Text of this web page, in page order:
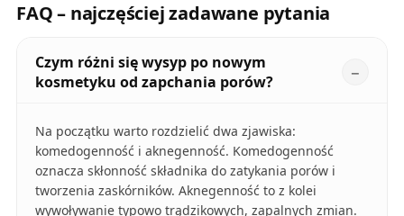
FAQ – najczęściej zadawane pytania
Czym różni się wysyp po nowym
kosmetyku od zapchania porów?
Na początku warto rozdzielić dwa zjawiska:
komedogenność i aknegenność. Komedogenność
oznacza skłonność składnika do zatykania porów i
tworzenia zaskórników. Aknegenność to z kolei
wywoływanie typowo trądzikowych, zapalnych zmian.